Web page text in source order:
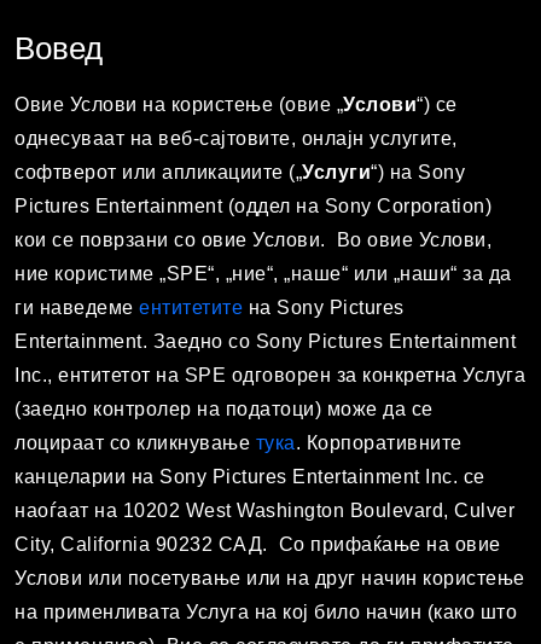
Вовед
Овие Услови на користење (овие „Услови“) се
однесуваат на веб-сајтовите, онлајн услугите,
софтверот или апликациите („Услуги“) на Sony
Pictures Entertainment (оддел на Sony Corporation)
кои се поврзани со овие Услови. Во овие Услови,
ние користиме „SPE“, „ние“, „наше“ или „наши“ за да
ги наведеме ентитетите на Sony Pictures
Entertainment. Заедно со Sony Pictures Entertainment
Inc., ентитетот на SPE одговорен за конкретна Услуга
(заедно контролер на податоци) може да се
лоцираат со кликнување тука. Корпоративните
канцеларии на Sony Pictures Entertainment Inc. се
наоѓаат на 10202 West Washington Boulevard, Culver
City, California 90232 САД. Со прифаќање на овие
Услови или посетување или на друг начин користење
на применливата Услуга на кој било начин (како што